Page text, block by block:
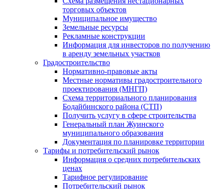
торговых объектов
Муниципальное имущество
Земельные ресурсы
Рекламные конструкции
Информация для инвесторов по получению
в аренду земельных участков
Градостроительство
Нормативно-правовые акты
Местные нормативы градостроительного
проектирования (МНГП)
Схема территориального планирования
Бодайбинского района (СТП)
Получить услугу в сфере строительства
Генеральный план Жуинского
муниципального образования
Документация по планировке территории
Тарифы и потребительский рынок
Информация о средних потребительских
ценах
Тарифное регулирование
Потребительский рынок